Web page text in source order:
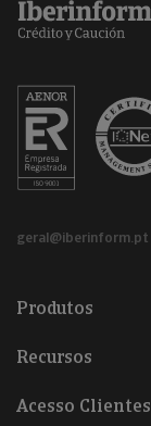
geral@iberinform.pt
Produtos
Recursos
Acesso Clientes